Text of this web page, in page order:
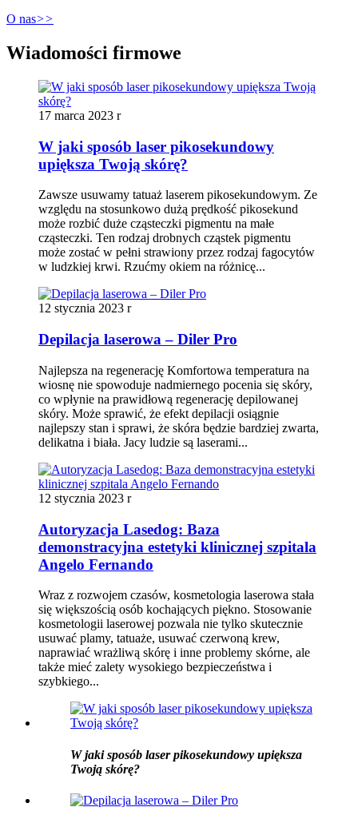
O nas>>
Wiadomości firmowe
17 marca 2023 r
W jaki sposób laser pikosekundowy
upiększa Twoją skórę?
Zawsze usuwamy tatuaż laserem pikosekundowym. Ze
względu na stosunkowo dużą prędkość pikosekund
może rozbić duże cząsteczki pigmentu na małe
cząsteczki. Ten rodzaj drobnych cząstek pigmentu
może zostać w pełni strawiony przez rodzaj fagocytów
w ludzkiej krwi. Rzućmy okiem na różnicę...
12 stycznia 2023 r
Depilacja laserowa – Diler Pro
Najlepsza na regenerację Komfortowa temperatura na
wiosnę nie spowoduje nadmiernego pocenia się skóry,
co wpłynie na prawidłową regenerację depilowanej
skóry. Może sprawić, że efekt depilacji osiągnie
najlepszy stan i sprawi, że skóra będzie bardziej zwarta,
delikatna i biała. Jacy ludzie są laserami...
12 stycznia 2023 r
Autoryzacja Lasedog: Baza
demonstracyjna estetyki klinicznej szpitala
Angelo Fernando
Wraz z rozwojem czasów, kosmetologia laserowa stała
się większością osób kochających piękno. Stosowanie
kosmetologii laserowej pozwala nie tylko skutecznie
usuwać plamy, tatuaże, usuwać czerwoną krew,
naprawiać wrażliwą skórę i inne problemy skórne, ale
także mieć zalety wysokiego bezpieczeństwa i
szybkiego...
W jaki sposób laser pikosekundowy upiększa
Twoją skórę?